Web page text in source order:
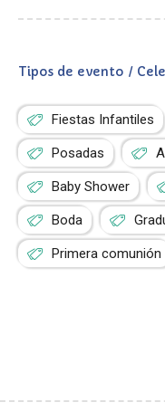
Tipos de evento /
Fiestas Infantiles
Posadas
Baby Shower
Boda
Primera comunión